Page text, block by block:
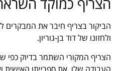
הביקור בצריף חיבר את המבקרים
ולחזונו של דוד בן-גוריון.
הצריף המקורי השתמר בדיוק כפי
העבודה שלו, את ספרייתו האישית